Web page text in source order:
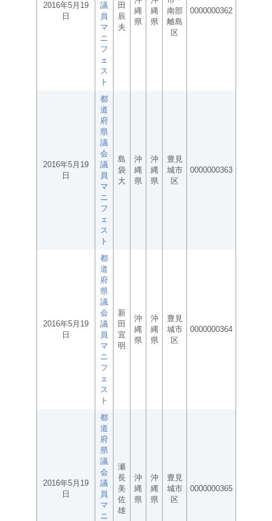
2016年5月19
日
議
員
マ
ニ
フ
ェ
ス
ト
田
辰
夫
縄
県
縄
県
南部
離島
区
0000000362
2016年5月19
日
都
道
府
県
議
会
議
員
マ
ニ
フ
ェ
ス
ト
島
袋
大
沖
縄
県
沖
縄
県
豊見
城市
区
0000000363
2016年5月19
日
都
道
府
県
議
会
議
員
マ
ニ
フ
ェ
ス
ト
新
田
宜
明
沖
縄
県
沖
縄
県
豊見
城市
区
0000000364
2016年5月19
日
都
道
府
県
議
会
議
員
マ
ニ
瀬
長
美
佐
雄
沖
縄
県
沖
縄
県
豊見
城市
区
0000000365